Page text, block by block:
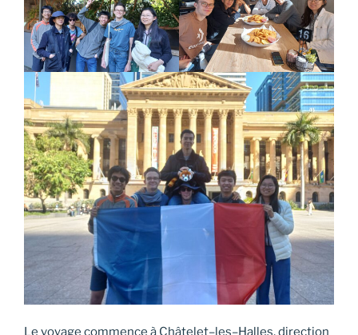
Le voyage commence à Châtelet–les–Halles, direction